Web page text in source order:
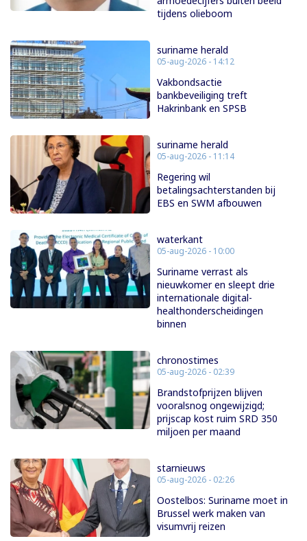
tijdens olieboom
suriname herald
05-aug-2026 - 14:12
Vakbondsactie
bankbeveiliging treft
Hakrinbank en SPSB
suriname herald
05-aug-2026 - 11:14
Regering wil
betalingsachterstanden bij
EBS en SWM afbouwen
waterkant
05-aug-2026 - 10:00
Suriname verrast als
nieuwkomer en sleept drie
internationale digital-
healthonderscheidingen
binnen
chronostimes
05-aug-2026 - 02:39
Brandstofprijzen blijven
vooralsnog ongewijzigd;
prijscap kost ruim SRD 350
miljoen per maand
starnieuws
05-aug-2026 - 02:26
Oostelbos: Suriname moet in
Brussel werk maken van
visumvrij reizen